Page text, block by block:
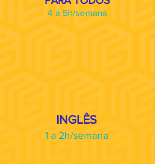
4 a 5h/semana
INGLÊS
1 a 2h/semana